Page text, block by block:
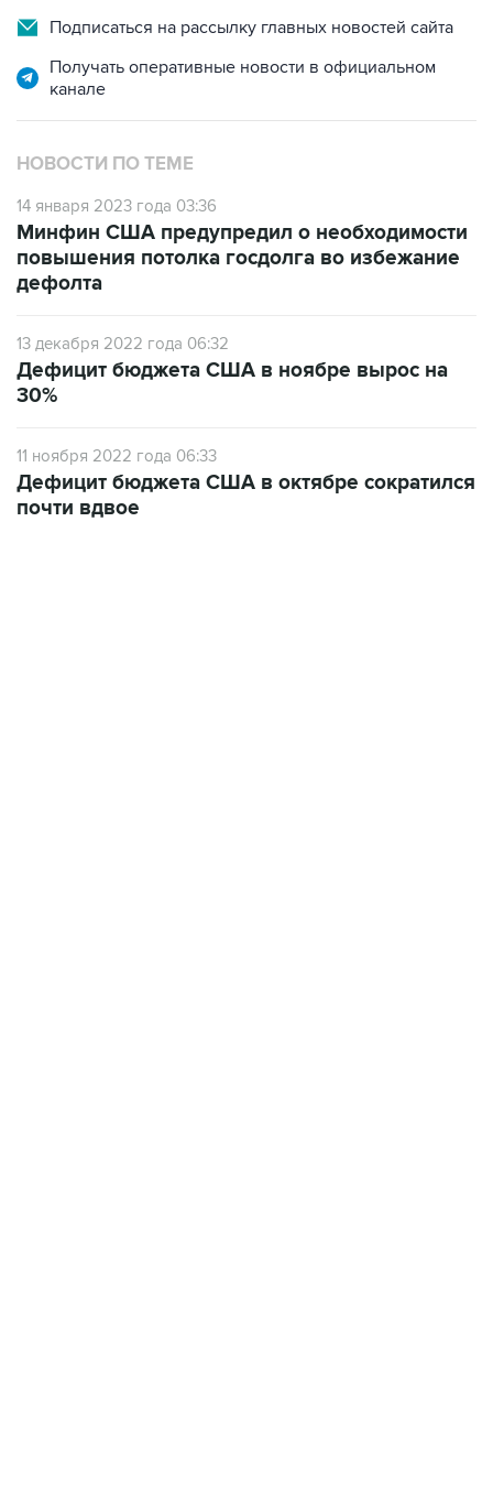
Подписаться на рассылку главных новостей сайта
Получать оперативные новости в официальном
канале
НОВОСТИ ПО ТЕМЕ
14 января 2023 года 03:36
Минфин США предупредил о необходимости
повышения потолка госдолга во избежание
дефолта
13 декабря 2022 года 06:32
Дефицит бюджета США в ноябре вырос на
30%
11 ноября 2022 года 06:33
Дефицит бюджета США в октябре сократился
почти вдвое